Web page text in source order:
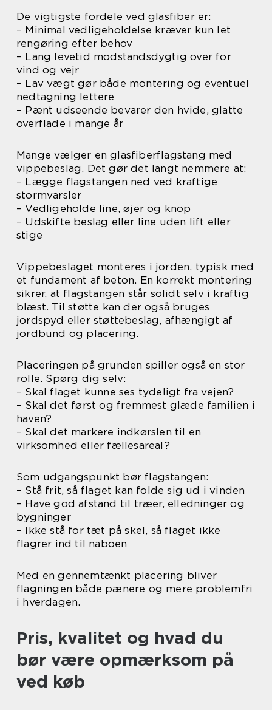
De vigtigste fordele ved glasfiber er:
– Minimal vedligeholdelse kræver kun let
rengøring efter behov
– Lang levetid modstandsdygtig over for
vind og vejr
– Lav vægt gør både montering og eventuel
nedtagning lettere
– Pænt udseende bevarer den hvide, glatte
overflade i mange år
Mange vælger en glasfiberflagstang med
vippebeslag. Det gør det langt nemmere at:
– Lægge flagstangen ned ved kraftige
stormvarsler
– Vedligeholde line, øjer og knop
– Udskifte beslag eller line uden lift eller
stige
Vippebeslaget monteres i jorden, typisk med
et fundament af beton. En korrekt montering
sikrer, at flagstangen står solidt selv i kraftig
blæst. Til støtte kan der også bruges
jordspyd eller støttebeslag, afhængigt af
jordbund og placering.
Placeringen på grunden spiller også en stor
rolle. Spørg dig selv:
– Skal flaget kunne ses tydeligt fra vejen?
– Skal det først og fremmest glæde familien i
haven?
– Skal det markere indkørslen til en
virksomhed eller fællesareal?
Som udgangspunkt bør flagstangen:
– Stå frit, så flaget kan folde sig ud i vinden
– Have god afstand til træer, elledninger og
bygninger
– Ikke stå for tæt på skel, så flaget ikke
flagrer ind til naboen
Med en gennemtænkt placering bliver
flagningen både pænere og mere problemfri
i hverdagen.
Pris, kvalitet og hvad du
bør være opmærksom på
ved køb